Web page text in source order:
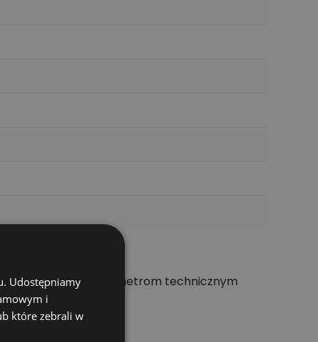
oraz parametrom technicznym
Udostępniamy
i
które zebrali w